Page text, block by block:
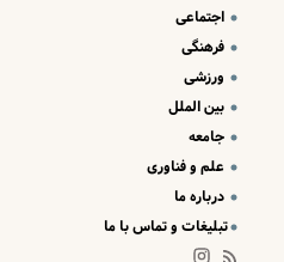
اجتماعی
فرهنگی
ورزشی
بین الملل
جامعه
علم و فناوری
درباره ما
تبلیغات و تماس با ما